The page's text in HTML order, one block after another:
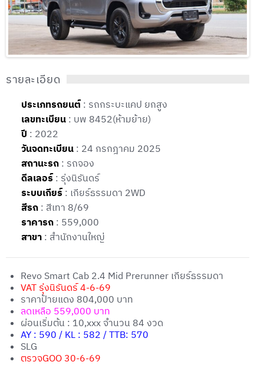
รายละเอียด
ประเภทรถยนต์: รถกระบะแคป ยกสูง
เลขทะเบียน : บพ 8452(ห้ามย้าย)
ปี : 2022
วันจดทะเบียน : 24 กรกฎาคม 2025
สถานะรถ : รถจอง
ดีลเลอร์: รุ่งนิรันดร์
ระบบเกียร์: เกียร์ธรรมดา 2WD
สีรถ : สีเทา 8/69
ราคารถ : 559,000
สาขา : สำนักงานใหญ่
Revo Smart Cab 2.4 Mid Prerunner เกียร์ธรรมดา
VAT รุ่งนิรันดร์ 4-6-69
ราคาป้ายแดง 804,000 บาท
ลดเหลือ 559,000 บาท
ผ่อนเริ่มต้น : 10,xxx จำนวน 84 งวด
AY : 590 / KL : 582 / TTB: 570
SLG
ตรวจGOO 30-6-69